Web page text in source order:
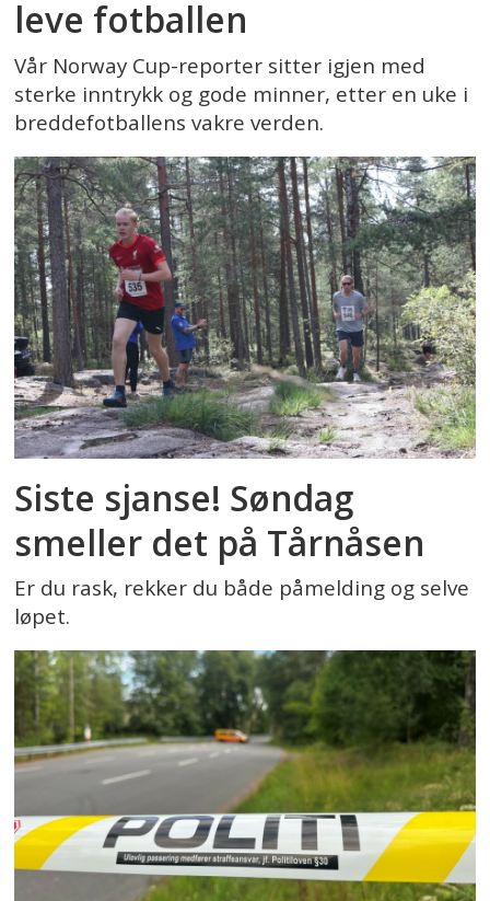
leve fotballen
Vår Norway Cup-reporter sitter igjen med
sterke inntrykk og gode minner, etter en uke i
breddefotballens vakre verden.
Siste sjanse! Søndag
smeller det på Tårnåsen
Er du rask, rekker du både påmelding og selve
løpet.